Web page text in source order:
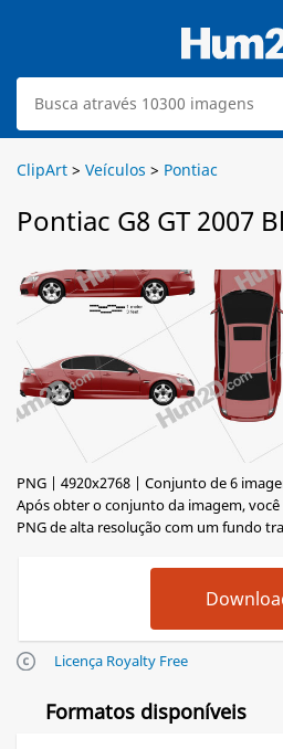
ClipArt > Veículos > Pontiac
Pontiac G8 GT 2007
PNG | 4920x2768 | Conjunto de 6
Após obter o conjunto da imagem,
PNG de alta resolução com um fundo
Licença Royalty Free
Formatos disponíveis